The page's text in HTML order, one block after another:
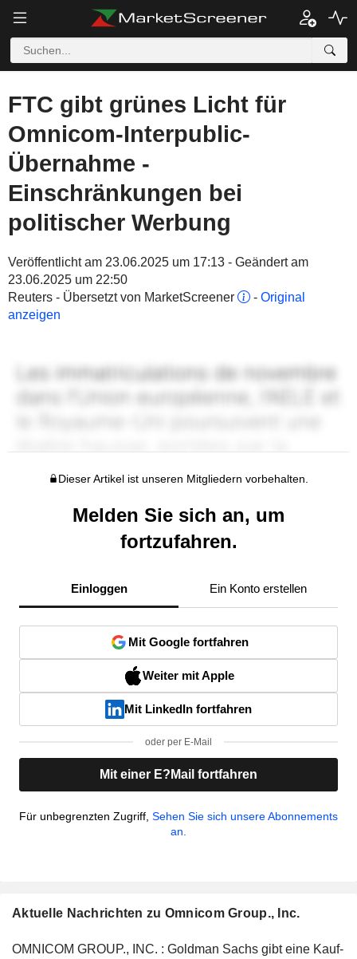
FTC gibt grünes Licht für
Omnicom-Interpublic-
Übernahme -
Einschränkungen bei
politischer Werbung
Veröffentlicht am 23.06.2025 um 17:13 - Geändert am
23.06.2025 um 22:50
Reuters - Übersetzt von MarketScreener
- Original
anzeigen
Dieser Artikel ist unseren Mitgliedern vorbehalten.
Melden Sie sich an, um
fortzufahren.
Einloggen Ein Konto erstellen
Mit Google fortfahren
Weiter mit Apple
Mit LinkedIn fortfahren
oder per E-Mail
Mit einer E?Mail fortfahren
Für unbegrenzten Zugriff, Sehen Sie sich unsere Abonnements
an.
Aktuelle Nachrichten zu Omnicom Group., Inc.
OMNICOM GROUP., INC. : Goldman Sachs gibt eine Kauf-